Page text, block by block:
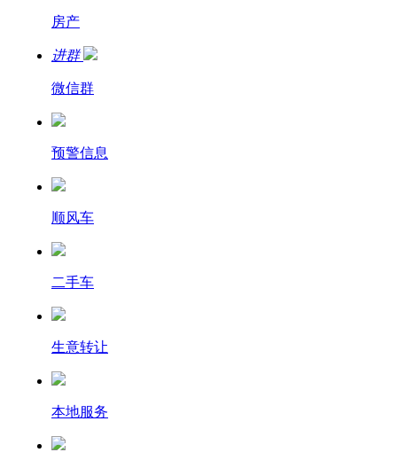
房产
进群
微信群
预警信息
顺风车
二手车
生意转让
本地服务